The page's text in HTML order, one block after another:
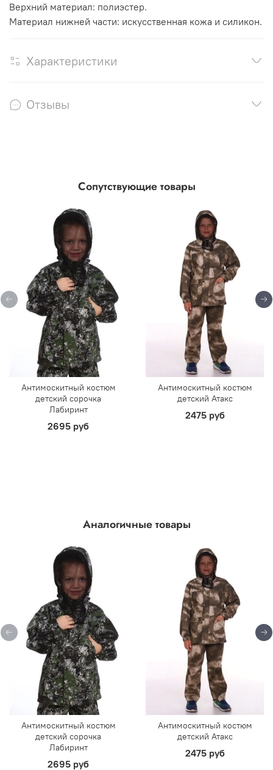
Верхний материал: полиэстер.
Материал нижней части: искусственная кожа и силикон.
Характеристики
Отзывы
Сопутствующие товары
Антимоскитный костюм
детский сорочка
Лабиринт
2695 руб
Антимоскитный костюм
детский Атакс
2475 руб
Аналогичные товары
Антимоскитный костюм
детский сорочка
Лабиринт
2695 руб
Антимоскитный костюм
детский Атакс
2475 руб